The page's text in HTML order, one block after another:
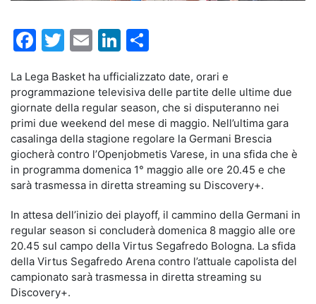
Facebook
Twitter
EmailLinkedIn
La Lega Basket ha ufficializzato date, orari e
programmazione televisiva delle partite delle ultime due
giornate della regular season, che si disputeranno nei
primi due weekend del mese di maggio. Nell’ultima gara
casalinga della stagione regolare la Germani Brescia
giocherà contro l’Openjobmetis Varese, in una sfida che è
in programma domenica 1° maggio alle ore 20.45 e che
sarà trasmessa in diretta streaming su Discovery+.
In attesa dell’inizio dei playoff, il cammino della Germani in
regular season si concluderà domenica 8 maggio alle ore
20.45 sul campo della Virtus Segafredo Bologna. La sfida
della Virtus Segafredo Arena contro l’attuale capolista del
campionato sarà trasmessa in diretta streaming su
Discovery+.